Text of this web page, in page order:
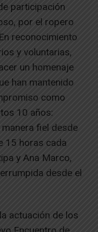
participación
por el ropero
reconocimiento
y voluntarias,
un homenaje
han mantenido
como
10 años:
fiel desde
15 horas cada
y Ana Marco,
desde el
actuación de los